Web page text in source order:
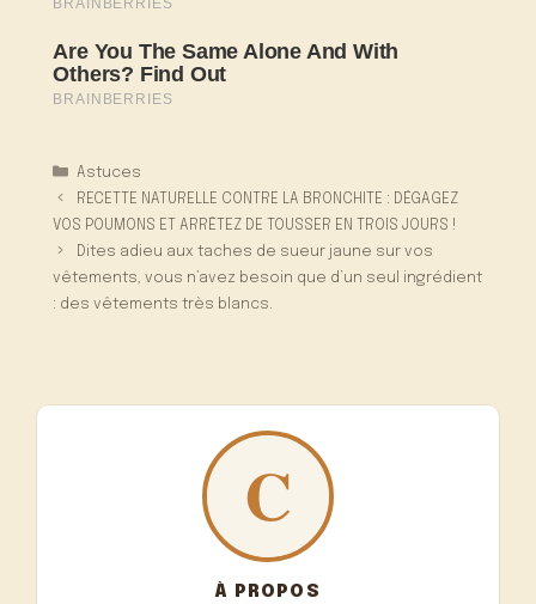
Catégories
Astuces
RECETTE NATURELLE CONTRE LA BRONCHITE : DÉGAGEZ
VOS POUMONS ET ARRÊTEZ DE TOUSSER EN TROIS JOURS !
Dites adieu aux taches de sueur jaune sur vos
vêtements, vous n’avez besoin que d’un seul ingrédient
: des vêtements très blancs.
À PROPOS